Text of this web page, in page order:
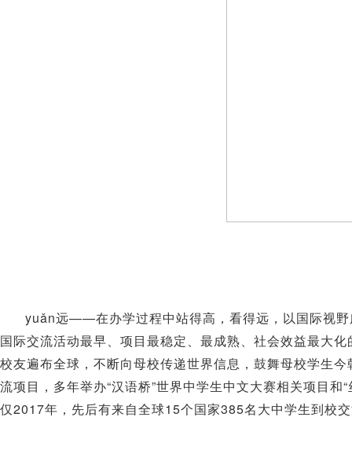
yuǎn远——在办学过程中站得高，看得远，以国际视
国际交流活动最早、项目最稳定、最成熟、社会效益最大
校友遍布全球，不断向母校传递世界信息，鼓舞母校学生
流项目，多年举办“汉语桥”世界中学生中文大赛相关项目和“
仅2017年，先后有来自全球15个国家385名大中学生到校